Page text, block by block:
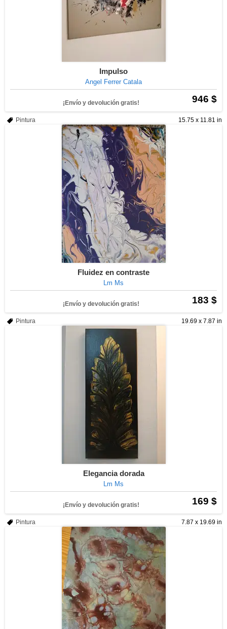
Impulso
Angel Ferrer Catala
946 $
¡Envío y devolución gratis!
15.75 x 11.81 in
Pintura
Fluidez en contraste
Lm Ms
183 $
¡Envío y devolución gratis!
19.69 x 7.87 in
Pintura
Elegancia dorada
Lm Ms
169 $
¡Envío y devolución gratis!
7.87 x 19.69 in
Pintura